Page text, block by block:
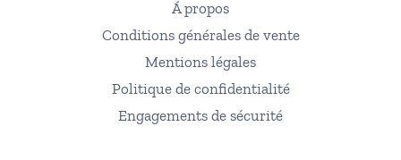
Á propos
Conditions générales de vente
Mentions légales
Politique de confidentialité
Engagements de sécurité